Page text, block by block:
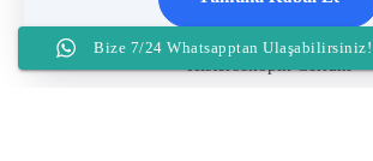
Vnotes (Izsiz Vajinal Laparoskopi)
Histeroskopik Cerrahi
Bize 7/24 Whatsapptan Ulaşabilirsiniz!